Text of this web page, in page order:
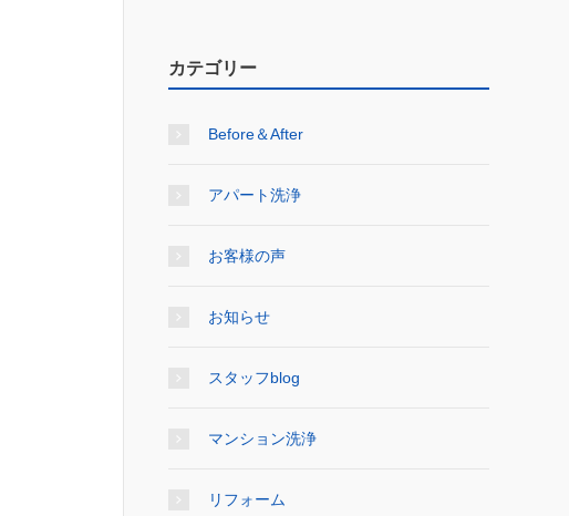
カテゴリー
Before＆After
アパート洗浄
お客様の声
お知らせ
スタッフblog
マンション洗浄
リフォーム